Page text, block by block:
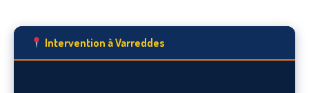
Intervention à Varreddes